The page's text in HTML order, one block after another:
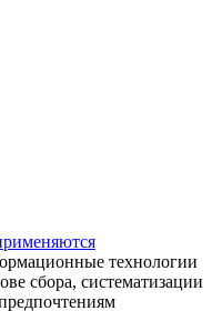
технологии
сбора, систематизации